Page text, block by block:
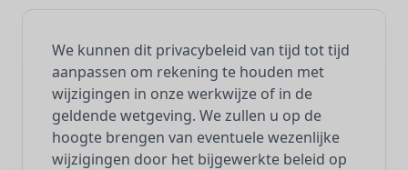
We kunnen dit privacybeleid van tijd tot tijd
aanpassen om rekening te houden met
wijzigingen in onze werkwijze of in de
geldende wetgeving. We zullen u op de
hoogte brengen van eventuele wezenlijke
wijzigingen door het bijgewerkte beleid op